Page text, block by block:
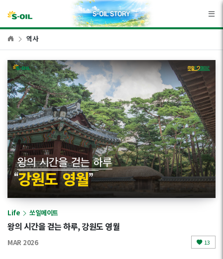
역사
Life 쏘일메이트
왕의 시간을 걷는 하루, 강원도 영월
MAR 2026 13